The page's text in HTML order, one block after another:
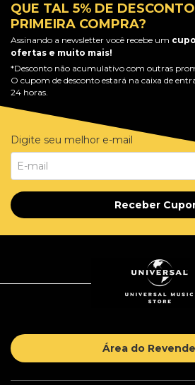
QUE TAL 5% DE
PRIMEIRA COMPRA?
Assinando a newsletter você recebe um
ofertas e muito mais!
*Desconto não acumulativo com outras
O cupom de desconto estará na caixa de
24 horas.
Digite seu melhor e-mail
Receber
Área do